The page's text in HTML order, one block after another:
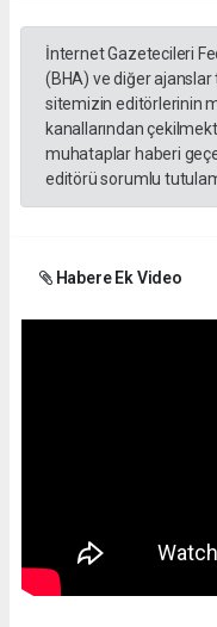
İnternet Gazetecileri
(BHA) ve diğer
sitemizin editörlerinin
kanallarından
muhataplar haberi
editörü sorumlu
Habere Ek Video